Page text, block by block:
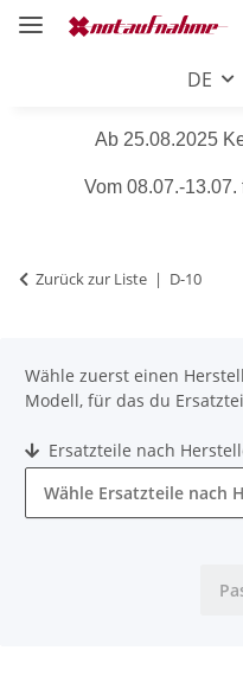
DE
Ab 25.08.2025
Vom 08.07.-
Zurück zur Liste D-10
Wähle zuerst einen
Modell, für das du
Ersatzteile nach
Wähle Ersatzteile nach